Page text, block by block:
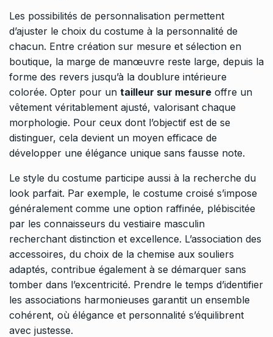
Les possibilités de personnalisation permettent
d’ajuster le choix du costume à la personnalité de
chacun. Entre création sur mesure et sélection en
boutique, la marge de manœuvre reste large, depuis la
forme des revers jusqu’à la doublure intérieure
colorée. Opter pour un tailleur sur mesure offre un
vêtement véritablement ajusté, valorisant chaque
morphologie. Pour ceux dont l’objectif est de se
distinguer, cela devient un moyen efficace de
développer une élégance unique sans fausse note.
Le style du costume participe aussi à la recherche du
look parfait. Par exemple, le costume croisé s’impose
généralement comme une option raffinée, plébiscitée
par les connaisseurs du vestiaire masculin
recherchant distinction et excellence. L’association des
accessoires, du choix de la chemise aux souliers
adaptés, contribue également à se démarquer sans
tomber dans l’excentricité. Prendre le temps d’identifier
les associations harmonieuses garantit un ensemble
cohérent, où élégance et personnalité s’équilibrent
avec justesse.